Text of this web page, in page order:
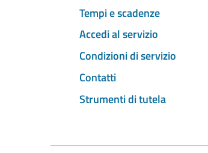
Tempi e scadenze
Accedi al servizio
Condizioni di servizio
Contatti
Strumenti di tutela